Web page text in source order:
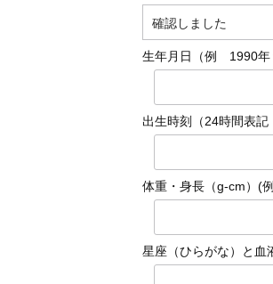
生年月日（例 1990年
出生時刻（24時間表
体重・身長（g-cm）(
星座（ひらがな）と血